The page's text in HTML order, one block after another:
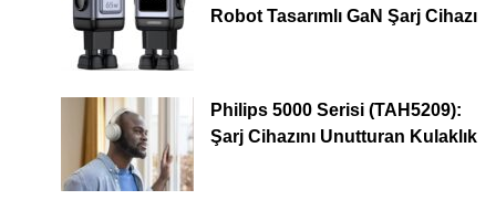
Robot Tasarımlı GaN Şarj Cihazı
Philips 5000 Serisi (TAH5209):
Şarj Cihazını Unutturan Kulaklık